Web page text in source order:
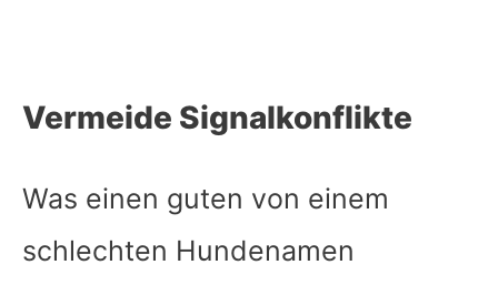
Vermeide Signalkonflikte
Was einen guten von einem
schlechten Hundenamen